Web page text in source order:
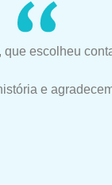
escolheu
e